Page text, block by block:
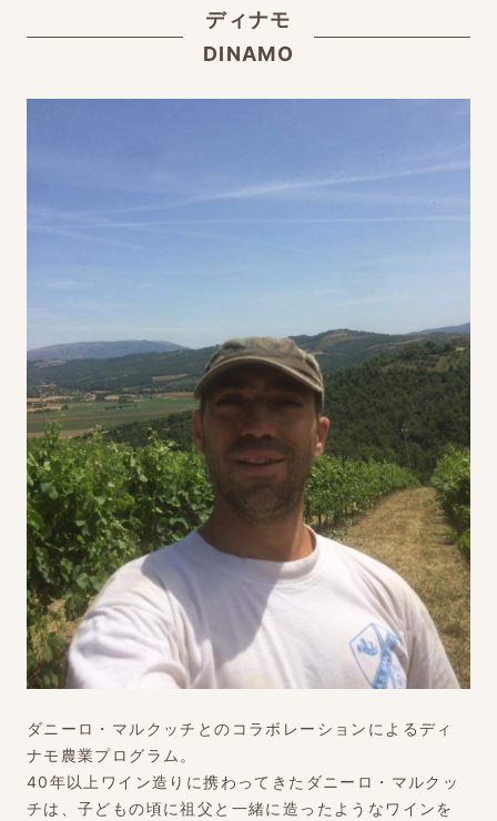
ディナモ
DINAMO
ダニーロ・マルクッチとのコラボレーションによるディ
ナモ農業プログラム。
40年以上ワイン造りに携わってきたダニーロ・マルクッ
チは、子どもの頃に祖父と一緒に造ったようなワインを